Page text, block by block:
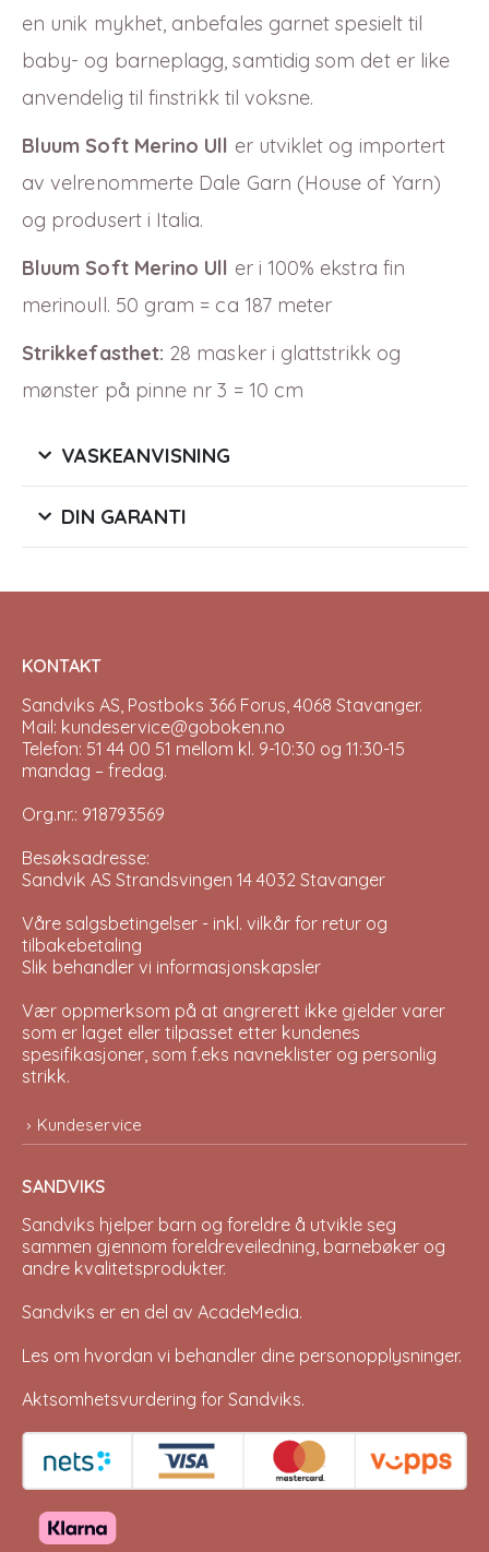
en unik mykhet, anbefales garnet spesielt til
baby- og barneplagg, samtidig som det er like
anvendelig til finstrikk til voksne.
Bluum Soft Merino Ull er utviklet og importert
av velrenommerte Dale Garn (House of Yarn)
og produsert i Italia.
Bluum Soft Merino Ull er i 100% ekstra fin
merinoull. 50 gram = ca 187 meter
Strikkefasthet: 28 masker i glattstrikk og
mønster på pinne nr 3 = 10 cm
VASKEANVISNING
DIN GARANTI
KONTAKT
Sandviks AS, Postboks 366 Forus, 4068 Stavanger.
Mail: kundeservice@goboken.no
Telefon: 51 44 00 51 mellom kl. 9-10:30 og 11:30-15
mandag – fredag.
Org.nr.: 918793569
Besøksadresse:
Sandvik AS Strandsvingen 14 4032 Stavanger
Våre salgsbetingelser - inkl. vilkår for retur og
tilbakebetaling
Slik behandler vi informasjonskapsler
Vær oppmerksom på at angrerett ikke gjelder varer
som er laget eller tilpasset etter kundenes
spesifikasjoner, som f.eks navneklister og personlig
strikk.
Kundeservice
SANDVIKS
Sandviks hjelper barn og foreldre å utvikle seg
sammen gjennom foreldreveiledning, barnebøker og
andre kvalitetsprodukter.
Sandviks er en del av AcadeMedia.
Les om hvordan vi behandler dine personopplysninger.
Aktsomhetsvurdering for Sandviks.